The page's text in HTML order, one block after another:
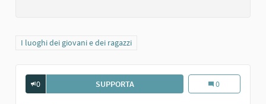
Filtra i risultati per categoria: I luoghi dei giovani e dei ragazzi
I luoghi dei giovani e dei ragazzi
0 SUPPORTALA GRANDE PANCHINA ROSSA DI
La grande
0